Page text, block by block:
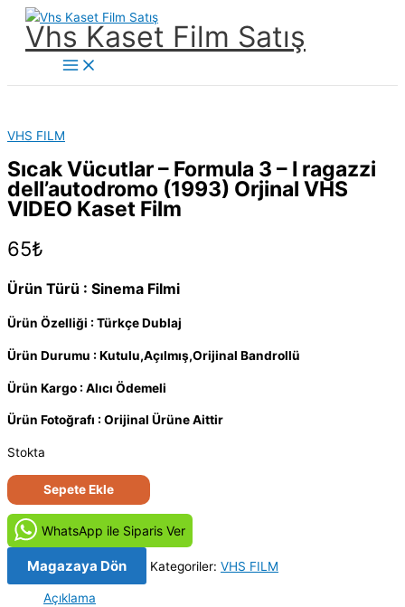
İçeriğe
Vhs Kaset Film Satış
Main
Menu
VHS FILM
Sıcak Vücutlar – Formula 3 – I ragazzi
dell’autodromo (1993) Orjinal VHS
VIDEO Kaset Film
65₺
Ürün Türü : Sinema Filmi
Ürün Özelliği : Türkçe Dublaj
Ürün Durumu : Kutulu,Açılmış,Orijinal Bandrollü
Ürün Kargo : Alıcı Ödemeli
Ürün Fotoğrafı : Orijinal Ürüne Aittir
Stokta
Sıcak
Vücutlar
Formula
-
Sepete Ekle
WhatsApp ile Siparis Ver
Magazaya Dön Kategoriler: VHS FILM
Açıklama